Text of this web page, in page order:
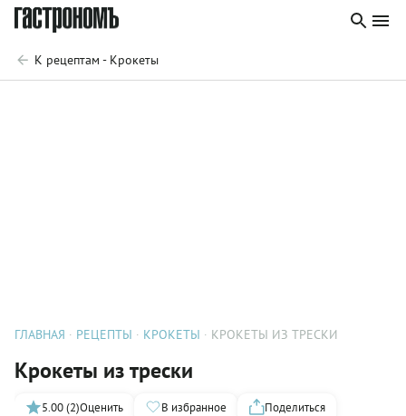
К рецептам - Крокеты
ГЛАВНАЯ РЕЦЕПТЫ КРОКЕТЫ КРОКЕТЫ ИЗ ТРЕСКИ
Крокеты из трески
5.00 (2)Оценить В избранное
Поделиться